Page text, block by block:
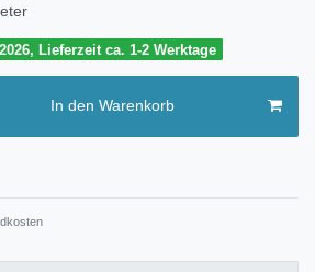
Lieferzeit ca. 1-2 Werktage
In den Warenkorb